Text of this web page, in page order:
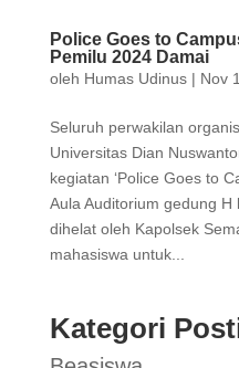
Police Goes to
Pemilu 2024 Damai
oleh Humas Udinus| Nov
Seluruh perwakilan
Universitas Dian
kegiatan ‘Police Goes to
Aula Auditorium gedung
dihelat oleh Kapolsek
mahasiswa untuk...
Kategori